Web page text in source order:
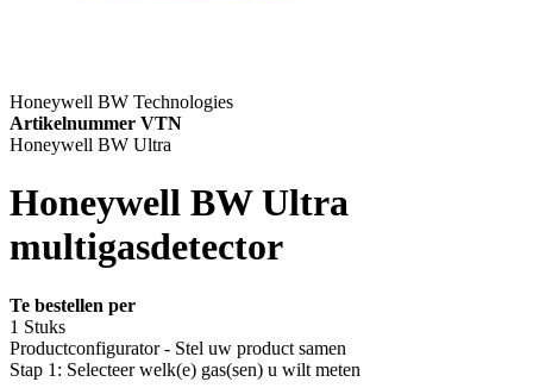
Honeywell BW Technologies
Artikelnummer VTN
Honeywell BW Ultra
Honeywell BW Ultra
multigasdetector
Te bestellen per
1 Stuks
Productconfigurator - Stel uw product samen
Stap 1: Selecteer welk(e) gas(sen) u wilt meten